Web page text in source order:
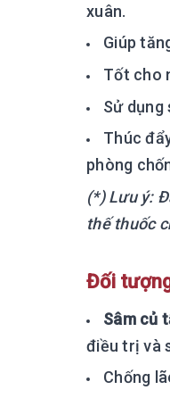
xuân.
Giúp
Tốt cho
Sử dụng
Thúc
phòng
(*) Lưu ý:
thế thuốc
Đối
Sâm củ
điều trị và
Chống